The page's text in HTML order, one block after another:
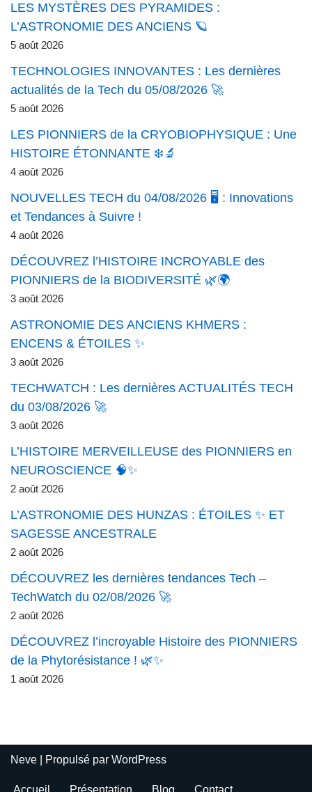
LES MYSTÈRES DES PYRAMIDES :
L’ASTRONOMIE DES ANCIENS 🪐
5 août 2026
TECHNOLOGIES INNOVANTES : Les dernières
actualités de la Tech du 05/08/2026 🚀
5 août 2026
LES PIONNIERS de la CRYOBIOPHYSIQUE : Une
HISTOIRE ÉTONNANTE ❄️🔬
4 août 2026
NOUVELLES TECH du 04/08/2026 🖥️ : Innovations
et Tendances à Suivre !
4 août 2026
DÉCOUVREZ l’HISTOIRE INCROYABLE des
PIONNIERS de la BIODIVERSITÉ 🌿🌍
3 août 2026
ASTRONOMIE DES ANCIENS KHMERS :
ENCENS & ÉTOILES ✨
3 août 2026
TECHWATCH : Les dernières ACTUALITÉS TECH
du 03/08/2026 🚀
3 août 2026
L’HISTOIRE MERVEILLEUSE des PIONNIERS en
NEUROSCIENCE 🧠✨
2 août 2026
L’ASTRONOMIE DES HUNZAS : ÉTOILES ✨ ET
SAGESSE ANCESTRALE
2 août 2026
DÉCOUVREZ les dernières tendances Tech –
TechWatch du 02/08/2026 🚀
2 août 2026
DÉCOUVREZ l’incroyable Histoire des PIONNIERS
de la Phytorésistance ! 🌿✨
1 août 2026
Neve | Propulsé par WordPress